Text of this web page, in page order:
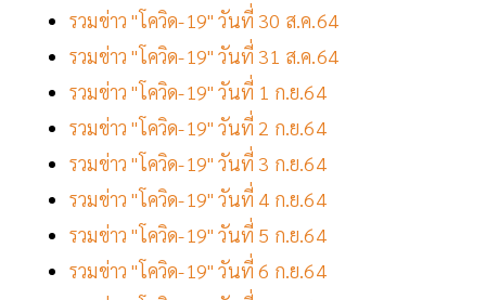
รวมข่าว "โควิด-19" วันที่ 30 ส.ค.64
รวมข่าว "โควิด-19" วันที่ 31 ส.ค.64
รวมข่าว "โควิด-19" วันที่ 1 ก.ย.64
รวมข่าว "โควิด-19" วันที่ 2 ก.ย.64
รวมข่าว "โควิด-19" วันที่ 3 ก.ย.64
รวมข่าว "โควิด-19" วันที่ 4 ก.ย.64
รวมข่าว "โควิด-19" วันที่ 5 ก.ย.64
รวมข่าว "โควิด-19" วันที่ 6 ก.ย.64